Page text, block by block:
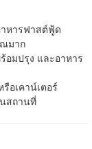
หารฟาสต์ฟู้ด
มาก
มปรุง และอาหาร
อเคาน์เตอร์
สถานที่